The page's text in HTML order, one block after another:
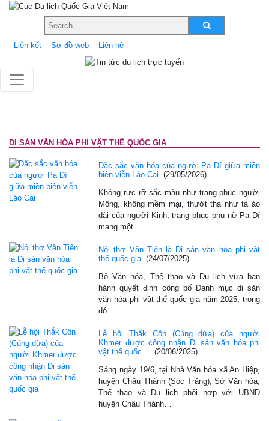
Liên kết Sơ đồ web Liên hệ
DI SẢN VĂN HÓA PHI VẬT THỂ QUỐC GIA
Đặc sắc văn hóa của người Pa Dí giữa miền
biên viễn Lào Cai
(29/05/2026)
Không rực rỡ sắc màu như trang phục người
Mông, không mềm mại, thướt tha như tà áo
dài của người Kinh, trang phục phụ nữ Pa Dí
mang một…
Nói thơ Vân Tiên là Di sản văn hóa phi vật
thể quốc gia (24/07/2025)
Bộ Văn hóa, Thể thao và Du lịch vừa ban
hành quyết định công bố Danh mục di sản
văn hóa phi vật thể quốc gia năm 2025; trong
đó…
Lễ hội Thắk Côn (Cúng dừa) của người
Khmer được công nhận Di sản văn hóa phi
vật thể quốc…
(20/06/2025)
Sáng ngày 19/6, tại Nhà Văn hóa xã An Hiệp,
huyện Châu Thành (Sóc Trăng), Sở Văn hóa,
Thể thao và Du lịch phối hợp với UBND
huyện Châu Thành…